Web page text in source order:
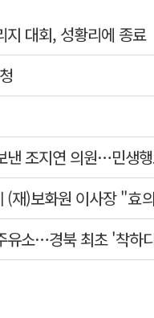
지 대회, 성황리에 종료
낸 조지연 의원…민생